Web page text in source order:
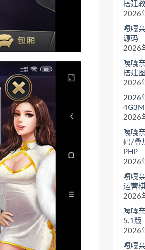
搭建
2026
嘎嘎
源码
2026
嘎嘎
搭建
2026
2026
4G3M
2026
嘎嘎
码/叠
PHP
2026
嘎嘎
运营
2026
嘎嘎
5.1版
2026
嘎嘎